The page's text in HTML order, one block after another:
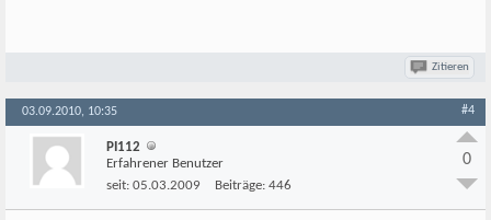
Zitieren
03.09.2010, 10:35 #4
PI112
Erfahrener Benutzer
seit: 05.03.2009 Beiträge: 446
0